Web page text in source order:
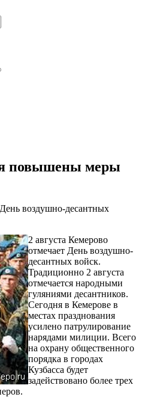
повышены меры
воздушно-десантных
2 августа Кемерово
отмечает День воздушно-
десантных войск.
Традиционно 2 августа
отмечается народными
гуляниями десантников.
Сегодня в Кемерове в
местах празднования
усилено патрулирование
нарядами милиции. Всего
на охрану общественного
порядка в городах
Кузбасса будет
задействовано более трех